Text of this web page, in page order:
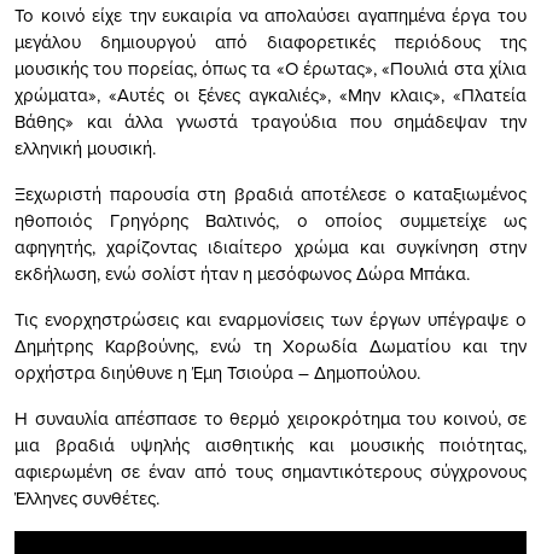
Το κοινό είχε την ευκαιρία να απολαύσει αγαπημένα έργα του
μεγάλου δημιουργού από διαφορετικές περιόδους της
μουσικής του πορείας, όπως τα «Ο έρωτας», «Πουλιά στα χίλια
χρώματα», «Αυτές οι ξένες αγκαλιές», «Μην κλαις», «Πλατεία
Βάθης» και άλλα γνωστά τραγούδια που σημάδεψαν την
ελληνική μουσική.
Ξεχωριστή παρουσία στη βραδιά αποτέλεσε ο καταξιωμένος
ηθοποιός Γρηγόρης Βαλτινός, ο οποίος συμμετείχε ως
αφηγητής, χαρίζοντας ιδιαίτερο χρώμα και συγκίνηση στην
εκδήλωση, ενώ σολίστ ήταν η μεσόφωνος Δώρα Μπάκα.
Τις ενορχηστρώσεις και εναρμονίσεις των έργων υπέγραψε ο
Δημήτρης Καρβούνης, ενώ τη Χορωδία Δωματίου και την
ορχήστρα διηύθυνε η Έμη Τσιούρα – Δημοπούλου.
Η συναυλία απέσπασε το θερμό χειροκρότημα του κοινού, σε
μια βραδιά υψηλής αισθητικής και μουσικής ποιότητας,
αφιερωμένη σε έναν από τους σημαντικότερους σύγχρονους
Έλληνες συνθέτες.